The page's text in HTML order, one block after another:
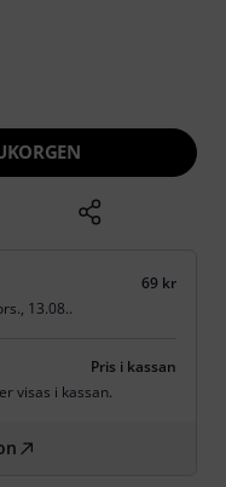
69 kr
13.08..
Pris i kassan
visas i kassan.